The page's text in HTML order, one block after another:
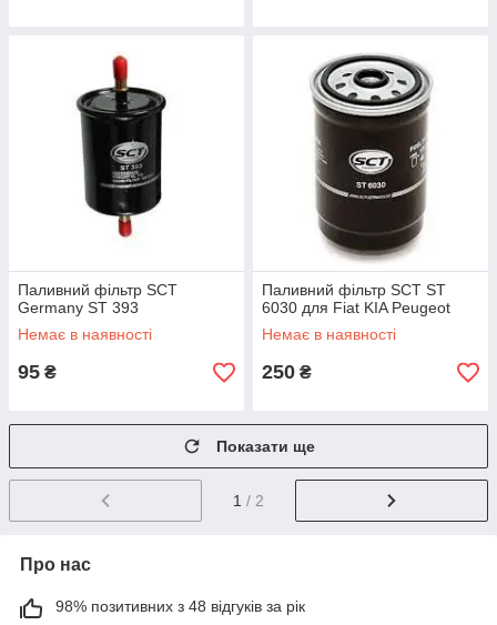
Паливний фільтр SCT
Germany ST 393
Немає в наявності
95 ₴
Паливний фільтр SCT ST
6030 для Fiat KIA Peugeot
Немає в наявності
250 ₴
Показати ще
1 / 2
Про нас
98% позитивних з 48 відгуків за рік